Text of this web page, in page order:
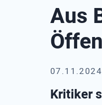
Aus
07.11.2024
Kritiker